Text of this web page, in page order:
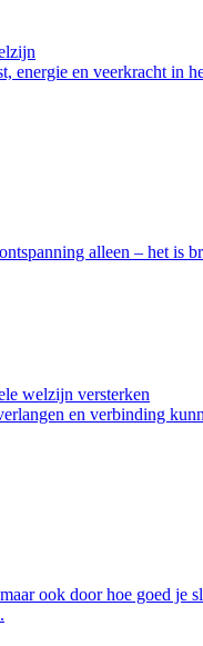
energie en veerkracht in
alleen – het is
welzijn versterken
en verbinding
ook door hoe goed